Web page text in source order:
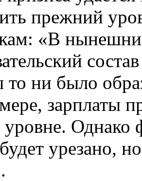
прежний
«В
то ни было
зарплаты
Однако
урезано,